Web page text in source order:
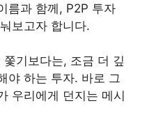
름과 함께, P2P 투자
보고자 합니다.
쫓기보다는, 조금 더 깊
야 하는 투자. 바로 그
우리에게 던지는 메시